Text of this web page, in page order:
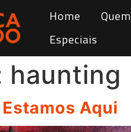
Home
Especiais
haunting
Aqui